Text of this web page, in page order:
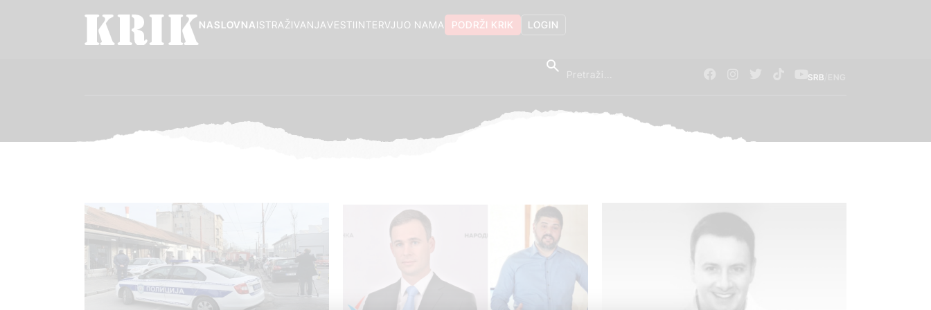
LOGIN
PODRŽI KRIK
O NAMA
INTERVJU
VESTI
ISTRAŽIVANJA
NASLOVNA
SRB